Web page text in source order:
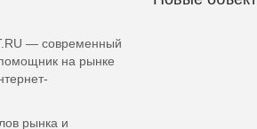
— современный
на рынке
рынка и